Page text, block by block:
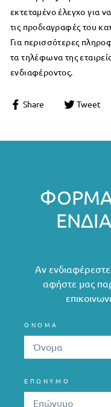
εκτεταμένο έλεγχο για
τις προδιαγραφές του
Για περισσότερες
τα τηλέφωνα της
ενδιαφέροντος.
Share Tweet
Αν ενδιαφέρεστε
αφήστε μας
ΟΝΟΜΑ
ΕΠΩΝΥΜΟ